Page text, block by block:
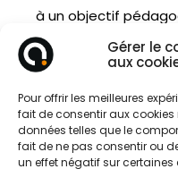
Gérer le
aux
Pour offrir les meilleures
fait de consentir aux
données telles que le
fait de ne pas consentir ou
un effet négatif sur
à un objectif
quelle pédagogie,
en place pour
? De nombreux
sciences du
mécanismes qui
les adultes ainsi